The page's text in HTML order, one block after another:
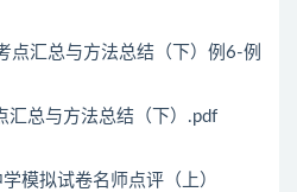
点汇总与方法总结（下）例6-例
汇总与方法总结（下）.pdf
模拟试卷名师点评（上）